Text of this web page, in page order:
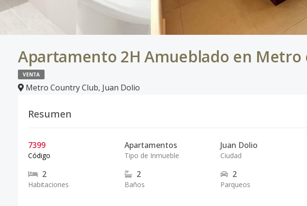
Apartamento 2H Amueblado en
VENTA
Metro Country Club, Juan Dolio
Resumen
7399
Código
Apartamentos
Tipo de Inmueble
Juan Dolio
Ciudad
2
Habitaciones
2
Baños
2
Parqueos